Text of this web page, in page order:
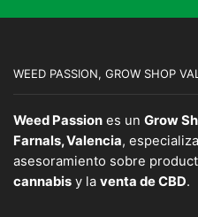
WEED PASSION, GROW SHOP
Weed Passion es un Grow
Farnals, Valencia,
asesoramiento sobre
cannabis y la venta de CBD.